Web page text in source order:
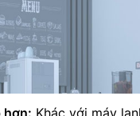
hơn: Khác với máy